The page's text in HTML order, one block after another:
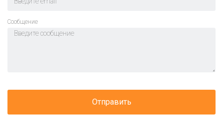
Cообщение
Отправить